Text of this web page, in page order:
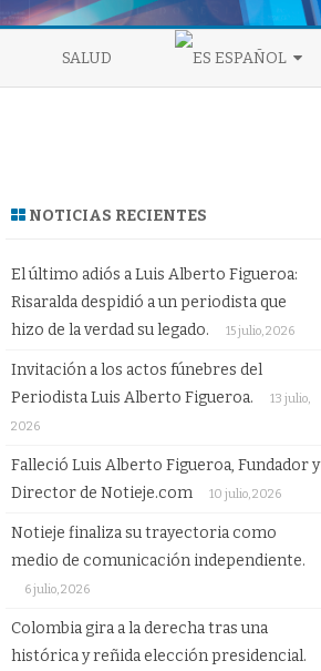
SALUD ESPAÑOL
NOTICIAS RECIENTES
El último adiós a Luis Alberto Figueroa:
Risaralda despidió a un periodista que
hizo de la verdad su legado.
15 julio, 2026
Invitación a los actos fúnebres del
Periodista Luis Alberto Figueroa.
13 julio,
2026
Falleció Luis Alberto Figueroa, Fundador y
Director de Notieje.com
10 julio, 2026
Notieje finaliza su trayectoria como
medio de comunicación independiente.
6 julio, 2026
Colombia gira a la derecha tras una
histórica y reñida elección presidencial.